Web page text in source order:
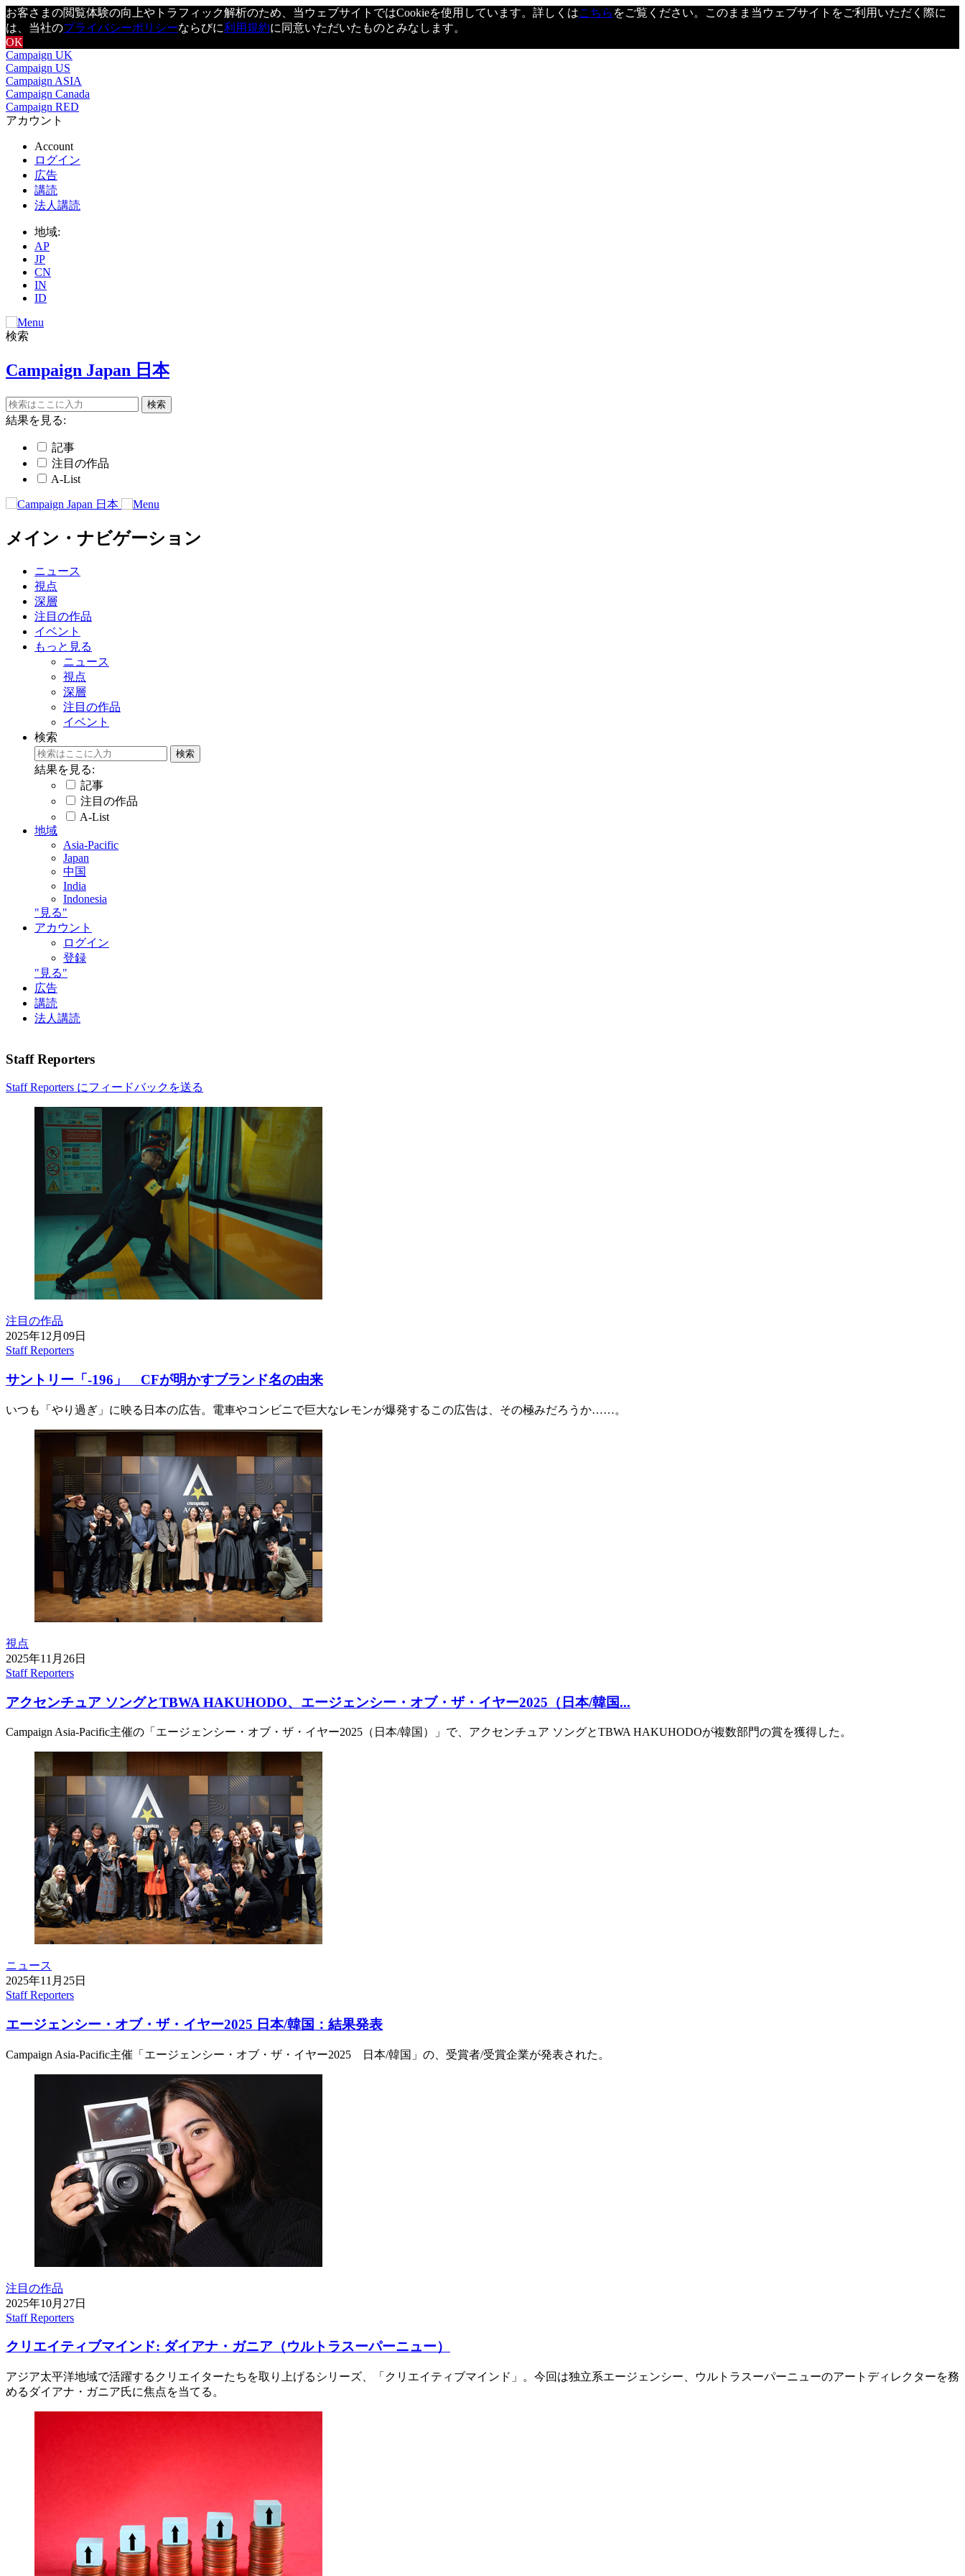
お客さまの閲覧体験の向上やトラフィック解析のため、当ウェブサイトではCookieを使用しています。詳しくはこちら をご覧ください。このまま当ウェブサイトをご利用いただく際に
は、当社のプライバシーポリシーならびに利用規約に同意いただいたものとみなします。
OK
Campaign UK
Campaign US
Campaign ASIA
Campaign Canada
Campaign RED
アカウント
Account
ログイン
広告
講読
法人講読
地域:
AP
JP
CN
IN
ID
検索
Campaign Japan 日本
結果を見る:
記事
注目の作品
A-List
メイン・ナビゲーション
ニュース
視点
深層
注目の作品
イベント
もっと見る
ニュース
視点
深層
注目の作品
イベント
検索
結果を見る:
記事
注目の作品
A-List
地域
Asia-Pacific
Japan
中国
India
Indonesia
"見る"
アカウント
ログイン
登録
"見る"
広告
講読
法人講読
Staff Reporters
Staff Reporters にフィードバックを送る
注目の作品
2025年12月09日
Staff Reporters
サントリー「-196」 CFが明かすブランド名の由来
いつも「やり過ぎ」に映る日本の広告。電車やコンビニで巨大なレモンが爆発するこの広告は、その極みだろうか……。
視点
2025年11月26日
Staff Reporters
アクセンチュア ソングとTBWA HAKUHODO、エージェンシー・オブ・ザ・イヤー2025（日本/韓国...
Campaign Asia-Pacific主催の「エージェンシー・オブ・ザ・イヤー2025（日本/韓国）」で、アクセンチュア ソングとTBWA HAKUHODOが複数部門の賞を獲得した。
ニュース
2025年11月25日
Staff Reporters
エージェンシー・オブ・ザ・イヤー2025 日本/韓国：結果発表
Campaign Asia-Pacific主催「エージェンシー・オブ・ザ・イヤー2025 日本/韓国」の、受賞者/受賞企業が発表された。
注目の作品
2025年10月27日
Staff Reporters
クリエイティブマインド: ダイアナ・ガニア（ウルトラスーパーニュー）
アジア太平洋地域で活躍するクリエイターたちを取り上げるシリーズ、「クリエイティブマインド」。今回は独立系エージェンシー、ウルトラスーパーニューのアートディレクターを務
めるダイアナ・ガニア氏に焦点を当てる。